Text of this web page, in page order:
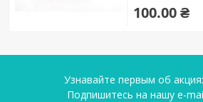
100.00 ₴
Узнавайте первым об
Подпишитесь на нашу e-